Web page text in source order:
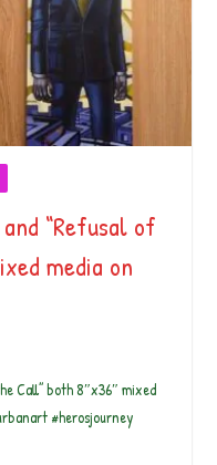
“Refusal of
media on
Call” both 8″x36″ mixed
#herosjourney